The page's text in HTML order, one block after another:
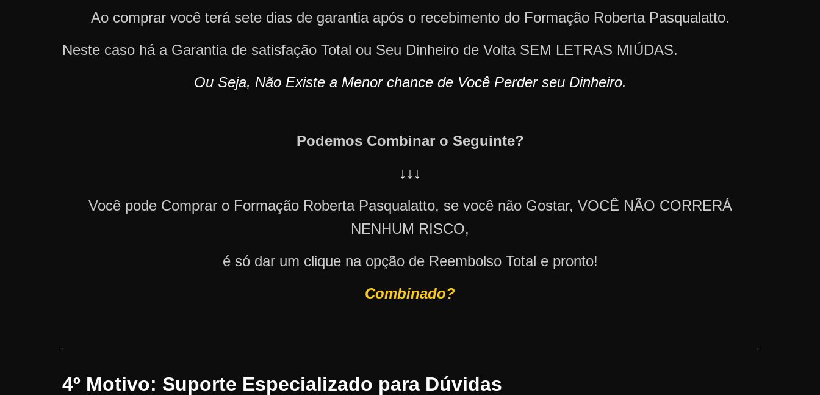
Ao comprar você terá sete dias de garantia após o recebimento do Formação Roberta Pasqualatto.
Neste caso há a Garantia de satisfação Total ou Seu Dinheiro de Volta SEM LETRAS MIÚDAS.
Ou Seja, Não Existe a Menor chance de Você Perder seu Dinheiro.
Podemos Combinar o Seguinte?
↓↓↓
Você pode Comprar o Formação Roberta Pasqualatto, se você não Gostar, VOCÊ NÃO CORRERÁ
NENHUM RISCO,
é só dar um clique na opção de Reembolso Total e pronto!
Combinado?
4º Motivo: Suporte Especializado para Dúvidas